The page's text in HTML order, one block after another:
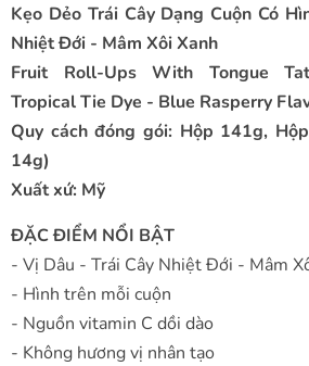
Kẹo Dẻo Trái Cây Dạng Cuộn Có
Nhiệt Đới - Mâm Xôi Xanh
Fruit Roll-Ups With Tongue
Tropical Tie Dye - Blue Rasperry
Quy cách đóng gói: Hộp 141g,
14g)
Xuất xứ: Mỹ
ĐẶC ĐIỂM NỔI BẬT
- Vị Dâu - Trái Cây Nhiệt Đới - Mâm
- Hình trên mỗi cuộn
- Nguồn vitamin C dồi dào
- Không hương vị nhân tạo